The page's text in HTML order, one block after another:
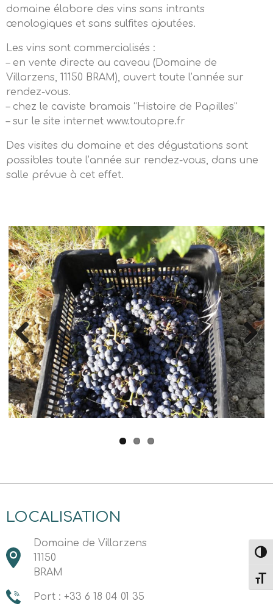
domaine élabore des vins sans intrants
œnologiques et sans sulfites ajoutées.
Les vins sont commercialisés :
– en vente directe au caveau (Domaine de
Villarzens, 11150 BRAM), ouvert toute l’année sur
rendez-vous.
– chez le caviste bramais “Histoire de Papilles”
– sur le site internet www.toutopre.fr
Des visites du domaine et des dégustations sont
possibles toute l’année sur rendez-vous, dans une
salle prévue à cet effet.
Previous Next
LOCALISATION
Domaine de Villarzens​​
11150
BRAM
Port : +33 6 18 04 01 35